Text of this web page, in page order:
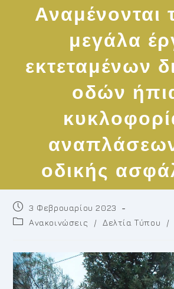
Αναμένονται
μεγάλα
εκτεταμένων
οδών
οδικής
Post
published:
3 Φεβρουαρίου 2023
PostΑνακοινώσεις / Δελτία Τύπου /